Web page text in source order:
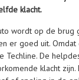
klacht.
wordt op de brug
er goed uit.
Techline. De
klacht zijn.